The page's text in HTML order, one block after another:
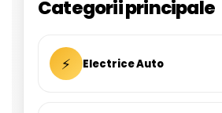
Categorii principale
⚡ Electrice Auto